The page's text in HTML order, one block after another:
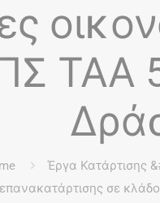
ΤΑΑ
Έργα Κατάρτισης
σε